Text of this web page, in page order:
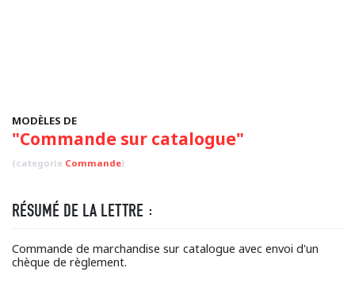
MODÈLES DE
"Commande sur catalogue"
(categorie Commande)
RÉSUMÉ DE LA LETTRE :
Commande de marchandise sur catalogue avec envoi d'un
chèque de règlement.